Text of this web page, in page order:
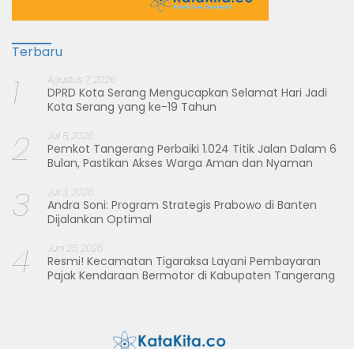
Terbaru
1 Agustus 7, 2026
DPRD Kota Serang Mengucapkan Selamat Hari Jadi
Kota Serang yang ke-19 Tahun
2 Juli 8, 2026
Pemkot Tangerang Perbaiki 1.024 Titik Jalan Dalam 6
Bulan, Pastikan Akses Warga Aman dan Nyaman
3 Juli 3, 2026
Andra Soni: Program Strategis Prabowo di Banten
Dijalankan Optimal
4 Juni 25, 2026
Resmi! Kecamatan Tigaraksa Layani Pembayaran
Pajak Kendaraan Bermotor di Kabupaten Tangerang